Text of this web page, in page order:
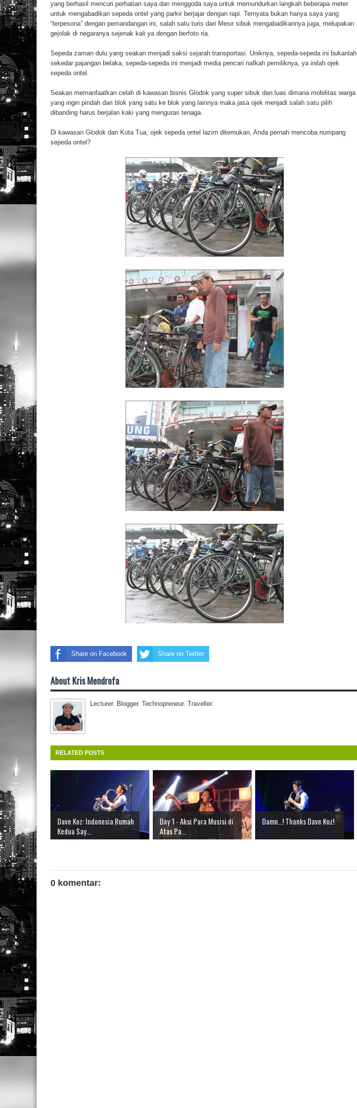
Bisnis Terpadu
Etika Bisnis & Profesi
Perencanaan Bisnis (Business Plan)
Film Nariti: Romansa Danau Toba
Bergabung dalam Kepengurusan Kelurahan Awardee IPB University
yang berhasil mencuri perhatian saya dan menggoda saya untuk memundurkan langkah beberapa meter
untuk mengabadikan sepeda ontel yang parkir berjajar dengan rapi. Ternyata bukan hanya saya yang
“terpesona” dengan pemandangan ini, salah satu turis dari Mesir sibuk mengabadikannya juga, melupakan
gejolak di negaranya sejenak kali ya dengan berfoto ria.
Sepeda zaman dulu yang seakan menjadi saksi sejarah transportasi. Uniknya, sepeda-sepeda ini bukanlah
sekedar pajangan belaka, sepeda-sepeda ini menjadi media pencari nafkah pemiliknya, ya inilah ojek
sepeda ontel.
Seakan memanfaatkan celah di kawasan bisnis Glodok yang super sibuk dan luas dimana mobilitas warga
yang ingin pindah dari blok yang satu ke blok yang lainnya maka jasa ojek menjadi salah satu pilih
dibanding harus berjalan kaki yang menguras tenaga.
Di kawasan Glodok dan Kota Tua, ojek sepeda ontel lazim ditemukan, Anda pernah mencoba numpang
sepeda ontel?
Share on Facebook Share on Twitter
About Kris Mendrofa
Lecturer. Blogger. Technopreneur. Traveller.
RELATED POSTS
Dave Koz: Indonesia Rumah
Kedua Say...
Day 1 - Aksi Para Musisi di
Atas Pa...
Damn...! Thanks Dave Koz!
0 komentar: